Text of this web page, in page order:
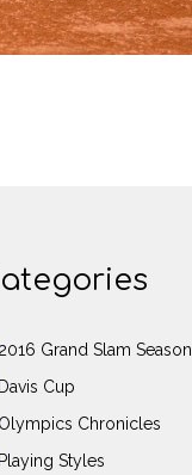
2016 Grand Slam Season
Davis Cup
Olympics Chronicles
Playing Styles